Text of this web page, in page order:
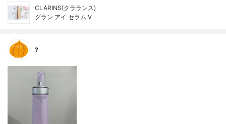
CLARINS(クラランス)
グラン アイ セラム V
?